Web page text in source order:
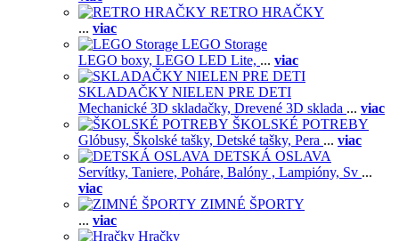
RETRO HRAČKY
... viac
LEGO Storage
LEGO boxy, LEGO LED Lite, ... viac
SKLADAČKY NIELEN PRE DETI
Mechanické 3D skladačky, Drevené 3D sklada ... viac
ŠKOLSKÉ POTREBY
Glóbusy, Školské tašky, Detské tašky, Pera ... viac
DETSKÁ OSLAVA
Servítky, Taniere, Poháre, Balóny , Lampióny, Sv ...
viac
ZIMNÉ ŠPORTY
... viac
Hračky